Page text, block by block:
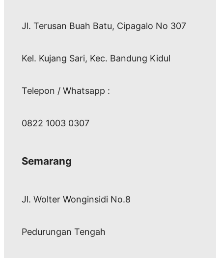
Jl. Terusan Buah Batu, Cipagalo No 307
Kel. Kujang Sari, Kec. Bandung Kidul
Telepon / Whatsapp :
0822 1003 0307
Semarang
Jl. Wolter Wonginsidi No.8
Pedurungan Tengah